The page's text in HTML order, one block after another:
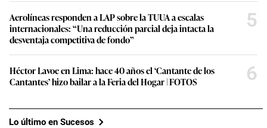
Aerolíneas responden a LAP sobre la TUUA a escalas
internacionales: “Una reducción parcial deja intacta la
desventaja competitiva de fondo”
5
Héctor Lavoe en Lima: hace 40 años el ‘Cantante de los
Cantantes’ hizo bailar a la Feria del Hogar | FOTOS
6
Lo último en Sucesos